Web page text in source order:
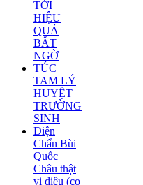
TỚI
HIỆU
QUẢ
BẤT
NGỜ
TÚC
TAM LÝ
HUYỆT
TRƯỜNG
SINH
Diện
Chẩn Bùi
Quốc
Châu thật
vi diệu (co